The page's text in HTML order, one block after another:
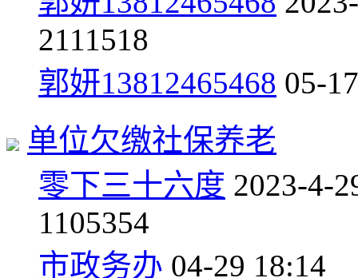
2111518
郭妍13812465468 05-
单位欠缴社保养老
零下三十六度 2023-4-
1105354
市政务办 04-29 18:14